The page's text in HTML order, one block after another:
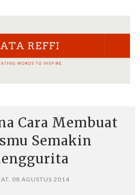
Cara Membuat
Semakin
08 AGUSTUS 2014